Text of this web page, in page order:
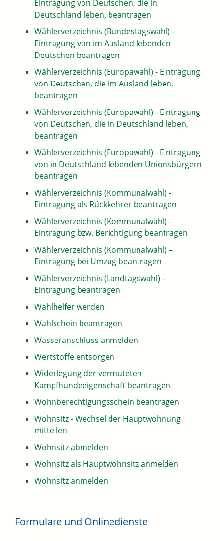
Eintragung von Deutschen, die in
Deutschland leben, beantragen
Wählerverzeichnis (Bundestagswahl) -
Eintragung von im Ausland lebenden
Deutschen beantragen
Wählerverzeichnis (Europawahl) - Eintragung
von Deutschen, die im Ausland leben,
beantragen
Wählerverzeichnis (Europawahl) - Eintragung
von Deutschen, die in Deutschland leben,
beantragen
Wählerverzeichnis (Europawahl) - Eintragung
von in Deutschland lebenden Unionsbürgern
beantragen
Wählerverzeichnis (Kommunalwahl) -
Eintragung als Rückkehrer beantragen
Wählerverzeichnis (Kommunalwahl) -
Eintragung bzw. Berichtigung beantragen
Wählerverzeichnis (Kommunalwahl) –
Eintragung bei Umzug beantragen
Wählerverzeichnis (Landtagswahl) -
Eintragung beantragen
Wahlhelfer werden
Wahlschein beantragen
Wasseranschluss anmelden
Wertstoffe entsorgen
Widerlegung der vermuteten
Kampfhundeeigenschaft beantragen
Wohnberechtigungsschein beantragen
Wohnsitz - Wechsel der Hauptwohnung
mitteilen
Wohnsitz abmelden
Wohnsitz als Hauptwohnsitz anmelden
Wohnsitz anmelden
Formulare und Onlinedienste